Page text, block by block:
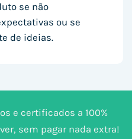
se não
ou se
de ideias.
e certificados a 100%
sem pagar nada extra!